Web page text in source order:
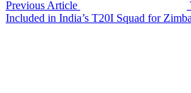
Previous Article
Included in India’s T20I Squad for